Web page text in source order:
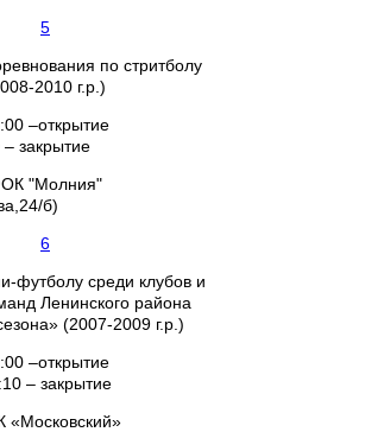
5
по стритболу
2010 г.р.)
–открытие
– закрытие
"Молния"
б)
6
футболу среди клубов и
Ленинского района
(2007-2009 г.р.)
–открытие
– закрытие
«Московский»